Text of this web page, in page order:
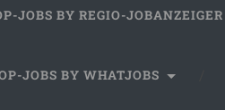
JOBS BY REGIO-JOBANZEIGER
JOBS BY WHATJOBS